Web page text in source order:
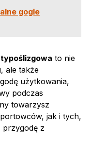
gogle
to nie
ale także
użytkowania,
podczas
towarzysz
jak i tych,
przygodę z